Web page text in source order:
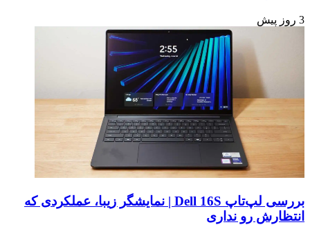
3 روز پیش
بررسی لپ‌تاپ Dell 16S | نمایشگر زیبا، عملکردی که
انتظارش رو نداری